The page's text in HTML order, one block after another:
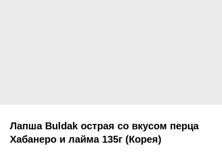
Лапша Buldak острая со вкусом перца
Хабанеро и лайма 135г (Корея)